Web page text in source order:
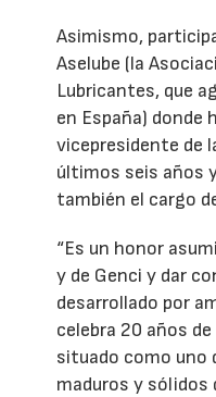
Asimismo,
Aselube (la
Lubricantes, que
en España) donde
vicepresidente de
últimos seis años
también el cargo
“Es un honor
y de Genci y dar
desarrollado por
celebra 20 años
situado como uno
maduros y sólidos